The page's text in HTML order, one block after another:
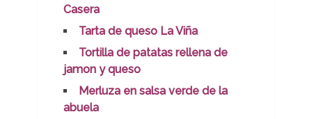
Casera
Tarta de queso La Viña
Tortilla de patatas rellena de
jamon y queso
Merluza en salsa verde de la
abuela